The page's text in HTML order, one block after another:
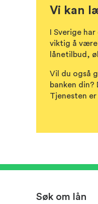
Vi kan
I Sverige
viktig å være
lånetilbud,
Vil du også
banken din?
Tjenesten
Søk om lån